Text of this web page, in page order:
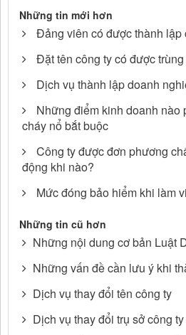
Những tin mới hơn
Đảng viên có được thành lập
Đặt tên công ty có được
Dịch vụ thành lập doanh
Những điểm kinh doanh nào
cháy nổ bắt buộc
Công ty được đơn phương
động khi nào?
Mức đóng bảo hiểm khi làm
Những tin cũ hơn
Những nội dung cơ bản Luật
Những vấn đề cần lưu ý khi
Dịch vụ thay đổi tên công ty
Dịch vụ thay đổi trụ sở công ty